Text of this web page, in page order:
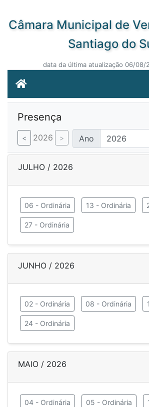
Câmara Municipal de
Santiago do
data da última atualização 06/08/
Presença
2026 Ano
JULHO / 2026
06 - Ordinária 13 - Ordinária
27 - Ordinária
JUNHO / 2026
02 - Ordinária 08 - Ordinária
24 - Ordinária
MAIO / 2026
04 - Ordinária 05 - Ordinária